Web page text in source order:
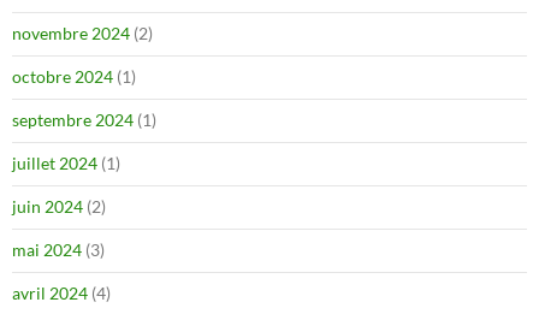
novembre 2024 (2)
octobre 2024 (1)
septembre 2024 (1)
juillet 2024 (1)
juin 2024 (2)
mai 2024 (3)
avril 2024 (4)